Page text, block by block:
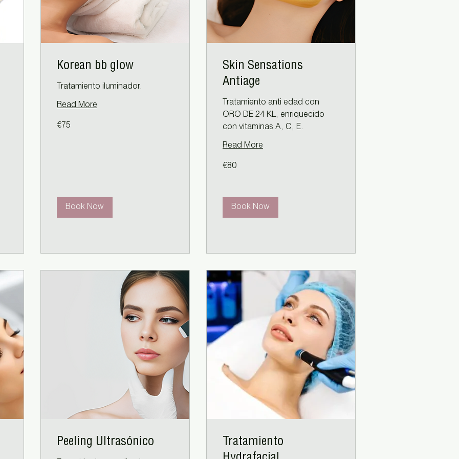
Korean bb glow
Tratamiento iluminador.
Read More
75
euros
€75
Book Now
Skin Sensations
Antiage
Tratamiento anti edad con
ORO DE 24 KL, enriquecido
con vitaminas A, C, E.
Read More
80
euros
€80
Book Now
Peeling Ultrasónico
Tratamiento